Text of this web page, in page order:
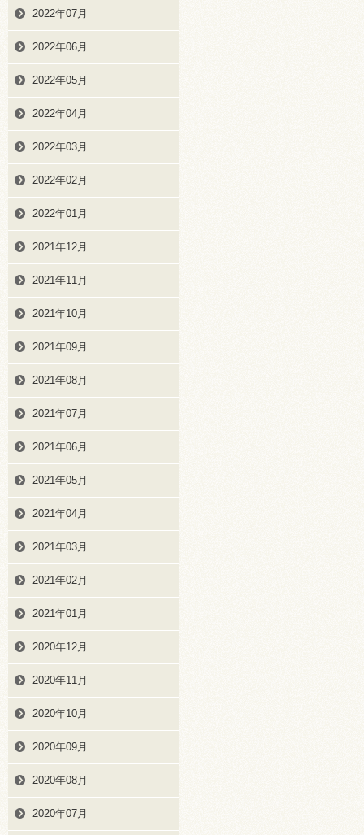
2022年07月
2022年06月
2022年05月
2022年04月
2022年03月
2022年02月
2022年01月
2021年12月
2021年11月
2021年10月
2021年09月
2021年08月
2021年07月
2021年06月
2021年05月
2021年04月
2021年03月
2021年02月
2021年01月
2020年12月
2020年11月
2020年10月
2020年09月
2020年08月
2020年07月